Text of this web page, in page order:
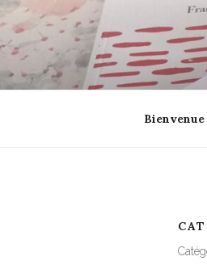
Aller
au
contenu
principal
Tout
Bienvenue